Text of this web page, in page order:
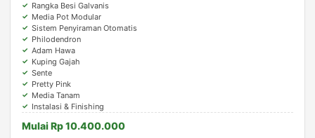
Rangka Besi Galvanis
Media Pot Modular
Sistem Penyiraman Otomatis
Philodendron
Adam Hawa
Kuping Gajah
Sente
Pretty Pink
Media Tanam
Instalasi & Finishing
Mulai Rp 10.400.000